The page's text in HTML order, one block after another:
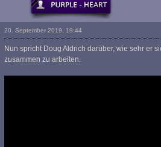
20. September 2019, 19:44
Nun spricht Doug Aldrich darüber, wie sehr er
zusammen zu arbeiten.